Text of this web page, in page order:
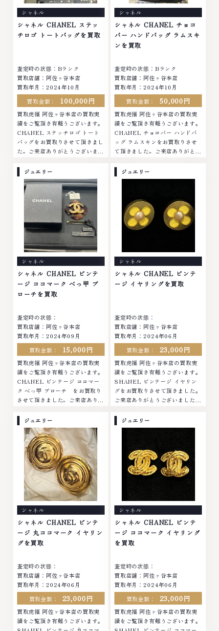
す。 古くて使わなくなってしま
ったアクセサリー、動かなくなっ
てしまった腕時計、多くのお品物
の高価買取りを実現しており、他
い。TEL: 0120-959-764営業
時間: 10:00～19:00定休日: 年中
無休
サリー、動かなくなってしまった
腕時計、多くのお品物の高価買取
りを実現しており、他店ではお値
段の付かなかったお品物でも、一
点一点丁寧に無料で査定します。
お気軽にご連絡ください。TEL:
～19:00定休日: 年中無休
シャネル
シャネル CHANEL ステッ
チロゴ トートバッグを買取
査定時の状態：Bランク
買取店舗：阿佐ヶ谷本店
買取年月：2024年10月
買取金額：
100,000円
買取虎福 阿佐ヶ谷本店の買取実
績をご覧頂き有難うございます。
CHANEL ステッチロゴ トート
バッグをお買取りさせて頂きまし
た。ご来店ありがとうございまし
ラチナ ダイヤモンド ブランド品
ブランド衣類 お酒買取りのこと
なら、お任せください。なかでも
金・プラチナ等のアクセサリー・
貴金属・宝石・ダイヤモンド・ジ
ュエリーや ブランド品・時計等
は特に自信を持って、高額査定を
実現しております。 古くて使わ
なくなってしまったアクセサリ
ー、動かなくなってしまった腕時
計、多くのお品物の高価買取りを
実現しており、他店ではお値段の
付かなかったお品物でも、一点一
点丁寧に無料で査定します。お気
軽にご連絡ください。TEL:
～19:00定休日: 年中無休
シャネル
シャネル CHANEL チョコ
バー ハンドバッグ ラムスキ
ンを買取
査定時の状態：Bランク
買取店舗：阿佐ヶ谷本店
買取年月：2024年10月
買取金額：
50,000円
買取虎福 阿佐ヶ谷本店の買取実
績をご覧頂き有難うございます。
CHANEL チョコバー ハンドバ
ッグ ラムスキンをお買取りさせ
て頂きました。ご来店ありがとう
へ挑戦金 プラチナ ダイヤモンド
ブランド品 ブランド衣類 お酒買
い。なかでも金・プラチナ等のア
クセサリー・貴金属・宝石・ダイ
ヤモンド・ジュエリーや ブラン
ド品・時計等は特に自信を持っ
ったアクセサリー、動かなくなっ
てしまった腕時計、多くのお品物
の高価買取りを実現しており、他
店ではお値段の付かなかったお品
時間: 10:00～19:00定休日: 年中
無休
ジュエリー
シャネル
シャネル CHANEL ビンテ
ージ ココマーク べっ甲 ブ
ローチを買取
査定時の状態：
買取店舗：阿佐ヶ谷本店
買取年月：2024年09月
買取金額：
15,000円
買取虎福 阿佐ヶ谷本店の買取実
績をご覧頂き有難うございます。
CHANEL ビンテージ ココマー
ク べっ甲 ブローチ をお買取り
させて頂きました。ご来店ありが
No.1へ挑戦金 プラチナ ダイヤモ
ンド ブランド品 ブランド衣類 お
酒買取りのことなら、お任せくだ
さい。なかでも金・プラチナ等の
アクセサリー・貴金属・宝石・ダ
イヤモンド・ジュエリーや ブラ
ンド品・時計等は特に自信を持っ
て、高額査定を実現しておりま
す。 古くて使わなくなってしま
ったアクセサリー、動かなくなっ
てしまった腕時計、多くのお品物
の高価買取りを実現しており、他
店ではお値段の付かなかったお品
物でも、一点一点丁寧に無料で査
定します。お気軽にご連絡くださ
時間: 10:00～19:00定休日: 年中
無休
ジュエリー
シャネル
シャネル CHANEL ビンテ
ージ イヤリングを買取
査定時の状態：
買取店舗：阿佐ヶ谷本店
買取年月：2024年06月
買取金額：
23,000円
買取虎福 阿佐ヶ谷本店の買取実
績をご覧頂き有難うございます。
SHANEL ビンテージ イヤリン
グをお買取りさせて頂きました。
ご来店ありがとうございました。
ナ ダイヤモンド ブランド品 ブラ
ンド衣類 お酒買取りのことな
金・プラチナ等のアクセサリー・
貴金属・宝石・ダイヤモンド・ジ
ュエリーや ブランド品・時計等
は特に自信を持って、高額査定を
実現しております。 古くて使わ
ー、動かなくなってしまった腕時
計、多くのお品物の高価買取りを
実現しており、他店ではお値段の
付かなかったお品物でも、一点一
点丁寧に無料で査定します。お気
軽にご連絡ください。TEL:
～19:00定休日: 年中無休
ジュエリー
シャネル
シャネル CHANEL ビンテ
ージ 丸ココマーク イヤリン
グを買取
査定時の状態：
買取店舗：阿佐ヶ谷本店
買取年月：2024年06月
買取金額：
23,000円
買取虎福 阿佐ヶ谷本店の買取実
績をご覧頂き有難うございます。
ジュエリー
シャネル
シャネル CHANEL ビンテ
ージ ココマーク イヤリング
を買取
査定時の状態：
買取店舗：阿佐ヶ谷本店
買取年月：2024年06月
買取金額：
23,000円
買取虎福 阿佐ヶ谷本店の買取実
績をご覧頂き有難うございます。